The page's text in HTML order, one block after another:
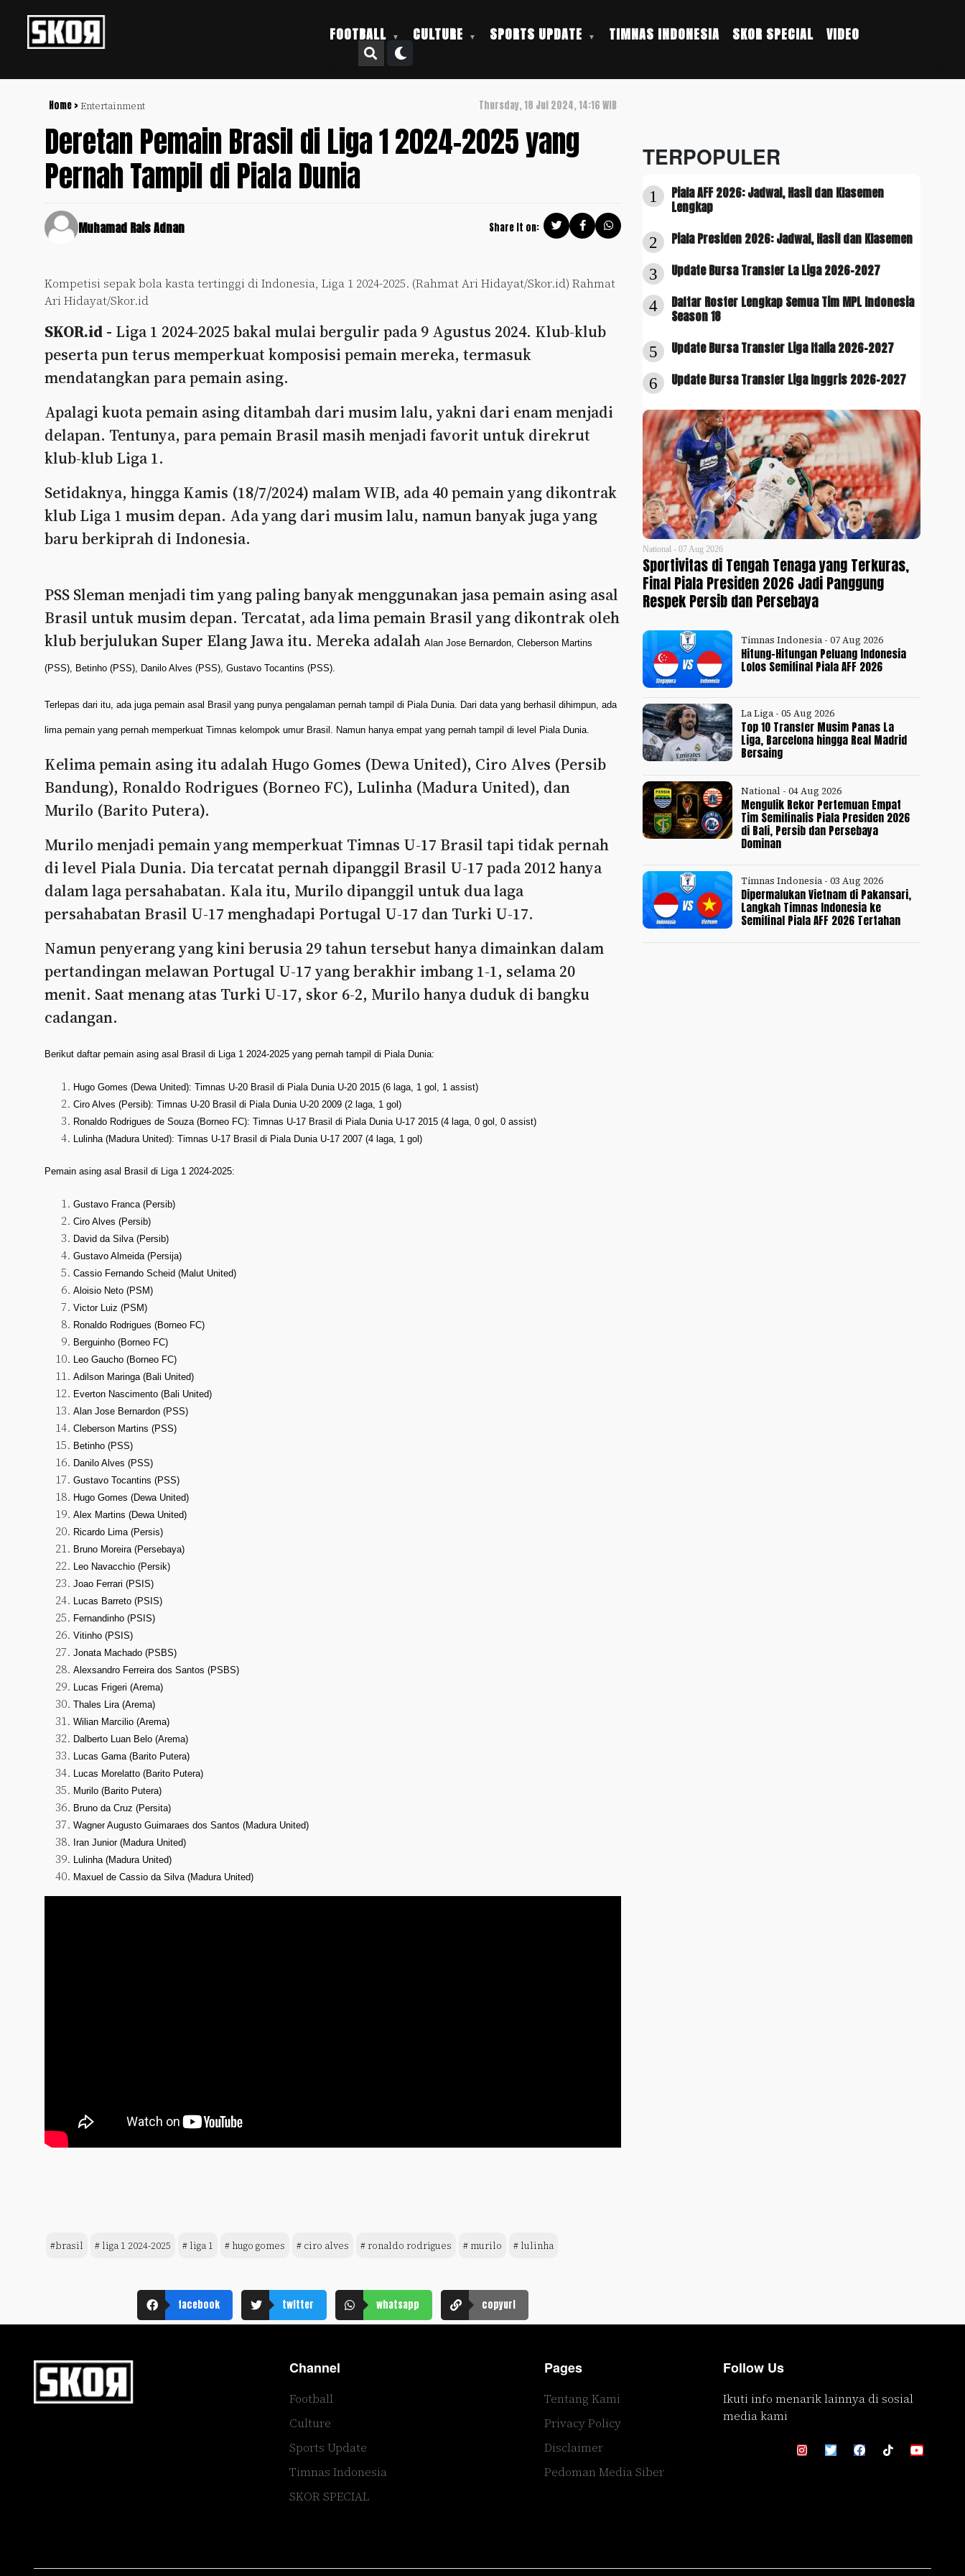
FOOTBALL CULTURE SPORTS UPDATE TIMNAS INDONESIA SKOR SPECIAL VIDEO
Home > Entertainment Thursday, 18 Jul 2024, 14:16 WIB
Deretan Pemain Brasil di Liga 1 2024-2025 yang
Pernah Tampil di Piala Dunia
Muhamad Rais Adnan Share it on:
Kompetisi sepak bola kasta tertinggi di Indonesia, Liga 1 2024-2025. (Rahmat Ari Hidayat/Skor.id) Rahmat
Ari Hidayat/Skor.id
SKOR.id - Liga 1 2024-2025 bakal mulai bergulir pada 9 Agustus 2024. Klub-klub
peserta pun terus memperkuat komposisi pemain mereka, termasuk
mendatangkan para pemain asing.
Apalagi kuota pemain asing ditambah dari musim lalu, yakni dari enam menjadi
delapan. Tentunya, para pemain Brasil masih menjadi favorit untuk direkrut
klub-klub Liga 1.
Setidaknya, hingga Kamis (18/7/2024) malam WIB, ada 40 pemain yang dikontrak
klub Liga 1 musim depan. Ada yang dari musim lalu, namun banyak juga yang
baru berkiprah di Indonesia.
PSS Sleman menjadi tim yang paling banyak menggunakan jasa pemain asing asal
Brasil untuk musim depan. Tercatat, ada lima pemain Brasil yang dikontrak oleh
klub berjulukan Super Elang Jawa itu. Mereka adalah Alan Jose Bernardon, Cleberson Martins
(PSS), Betinho (PSS), Danilo Alves (PSS), Gustavo Tocantins (PSS).
Terlepas dari itu, ada juga pemain asal Brasil yang punya pengalaman pernah tampil di Piala Dunia. Dari data yang berhasil dihimpun, ada
lima pemain yang pernah memperkuat Timnas kelompok umur Brasil. Namun hanya empat yang pernah tampil di level Piala Dunia.
Kelima pemain asing itu adalah Hugo Gomes (Dewa United), Ciro Alves (Persib
Bandung), Ronaldo Rodrigues (Borneo FC), Lulinha (Madura United), dan
Murilo (Barito Putera).
Murilo menjadi pemain yang memperkuat Timnas U-17 Brasil tapi tidak pernah
di level Piala Dunia. Dia tercatat pernah dipanggil Brasil U-17 pada 2012 hanya
dalam laga persahabatan. Kala itu, Murilo dipanggil untuk dua laga
persahabatan Brasil U-17 menghadapi Portugal U-17 dan Turki U-17.
Namun penyerang yang kini berusia 29 tahun tersebut hanya dimainkan dalam
pertandingan melawan Portugal U-17 yang berakhir imbang 1-1, selama 20
menit. Saat menang atas Turki U-17, skor 6-2, Murilo hanya duduk di bangku
cadangan.
Berikut daftar pemain asing asal Brasil di Liga 1 2024-2025 yang pernah tampil di Piala Dunia:
Hugo Gomes (Dewa United): Timnas U-20 Brasil di Piala Dunia U-20 2015 (6 laga, 1 gol, 1 assist)
Ciro Alves (Persib): Timnas U-20 Brasil di Piala Dunia U-20 2009 (2 laga, 1 gol)
Ronaldo Rodrigues de Souza (Borneo FC): Timnas U-17 Brasil di Piala Dunia U-17 2015 (4 laga, 0 gol, 0 assist)
Lulinha (Madura United): Timnas U-17 Brasil di Piala Dunia U-17 2007 (4 laga, 1 gol)
Pemain asing asal Brasil di Liga 1 2024-2025:
Gustavo Franca (Persib)
Ciro Alves (Persib)
David da Silva (Persib)
Gustavo Almeida (Persija)
Cassio Fernando Scheid (Malut United)
Aloisio Neto (PSM)
Victor Luiz (PSM)
Ronaldo Rodrigues (Borneo FC)
Berguinho (Borneo FC)
Leo Gaucho (Borneo FC)
Adilson Maringa (Bali United)
Everton Nascimento (Bali United)
Alan Jose Bernardon (PSS)
Cleberson Martins (PSS)
Betinho (PSS)
Danilo Alves (PSS)
Gustavo Tocantins (PSS)
Hugo Gomes (Dewa United)
Alex Martins (Dewa United)
Ricardo Lima (Persis)
Bruno Moreira (Persebaya)
Leo Navacchio (Persik)
Joao Ferrari (PSIS)
Lucas Barreto (PSIS)
Fernandinho (PSIS)
Vitinho (PSIS)
Jonata Machado (PSBS)
Alexsandro Ferreira dos Santos (PSBS)
Lucas Frigeri (Arema)
Thales Lira (Arema)
Wilian Marcilio (Arema)
Dalberto Luan Belo (Arema)
Lucas Gama (Barito Putera)
Lucas Morelatto (Barito Putera)
Murilo (Barito Putera)
Bruno da Cruz (Persita)
Wagner Augusto Guimaraes dos Santos (Madura United)
Iran Junior (Madura United)
Lulinha (Madura United)
Maxuel de Cassio da Silva (Madura United)
#brasil # liga 1 2024-2025 # liga 1 # hugo gomes # ciro alves # ronaldo rodrigues # murilo # lulinha
facebook twitter whatsapp copyurl
TERPOPULER
1
Piala AFF 2026: Jadwal, Hasil dan Klasemen
Lengkap
2 Piala Presiden 2026: Jadwal, Hasil dan Klasemen
3 Update Bursa Transfer La Liga 2026-2027
4
Daftar Roster Lengkap Semua Tim MPL Indonesia
Season 18
5 Update Bursa Transfer Liga Italia 2026-2027
6 Update Bursa Transfer Liga Inggris 2026-2027
National - 07 Aug 2026
Sportivitas di Tengah Tenaga yang Terkuras,
Final Piala Presiden 2026 Jadi Panggung
Respek Persib dan Persebaya
Timnas Indonesia - 07 Aug 2026
Hitung-Hitungan Peluang Indonesia
Lolos Semifinal Piala AFF 2026
La Liga - 05 Aug 2026
Top 10 Transfer Musim Panas La
Liga, Barcelona hingga Real Madrid
Bersaing
National - 04 Aug 2026
Mengulik Rekor Pertemuan Empat
Tim Semifinalis Piala Presiden 2026
di Bali, Persib dan Persebaya
Dominan
Timnas Indonesia - 03 Aug 2026
Dipermalukan Vietnam di Pakansari,
Langkah Timnas Indonesia ke
Semifinal Piala AFF 2026 Tertahan
Football +
Culture +
Sports
Update
+
Timnas
Indonesia
SPECIAL
Policy
Pedoman
Pemberitaan
Media
Disclaimer
Tentang
Channel
Football
Culture
Sports Update
Timnas Indonesia
SKOR SPECIAL
Pages
Tentang Kami
Privacy Policy
Disclaimer
Pedoman Media Siber
Follow Us
Ikuti info menarik lainnya di sosial
media kami